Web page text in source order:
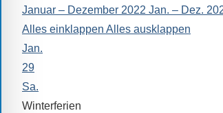
alle
Fragen
Antworten
zu
bieten.
Daneben
Januar – Dezember 2022 Jan. – Dez.
Alles einklappen Alles ausklappen
Jan.
29
Sa.
Winterferien